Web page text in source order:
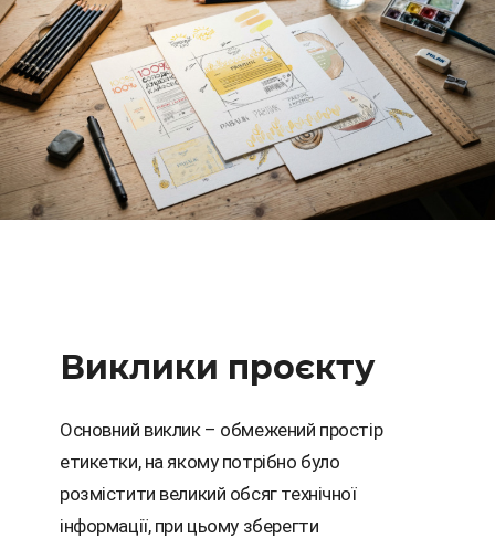
Виклики проєкту
Основний виклик – обмежений простір
етикетки, на якому потрібно було
розмістити великий обсяг технічної
інформації, при цьому зберегти